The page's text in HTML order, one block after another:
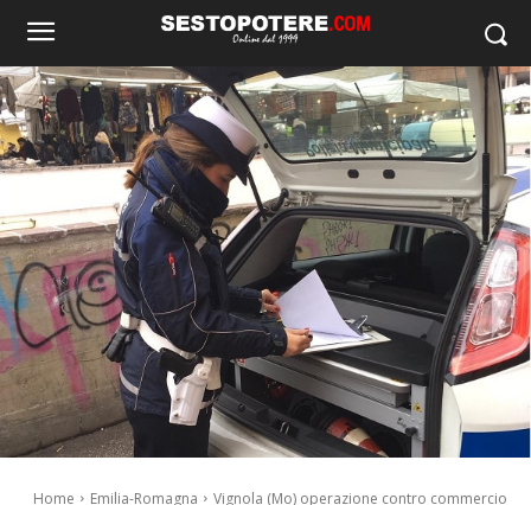
Home Emilia-Romagna
Vignola (Mo) operazione contro commercio